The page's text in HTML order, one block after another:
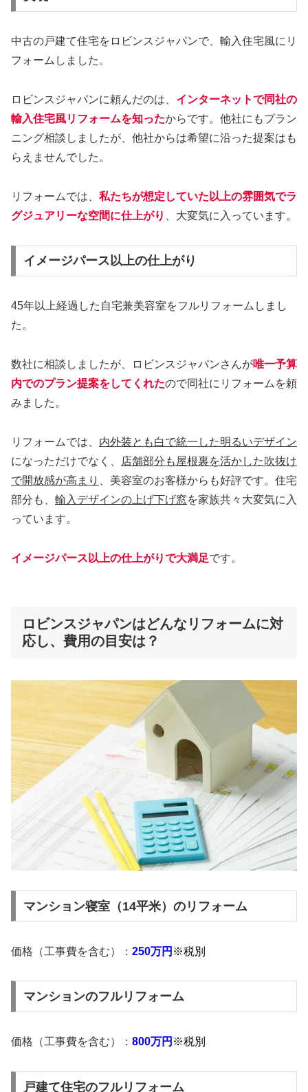
中古の戸建て住宅をロビンスジャパンで、輸入住宅風にリ
フォームしました。
ロビンスジャパンに頼んだのは、 インターネットで同社の
輸入住宅風リフォームを知ったからです。他社にもプラン
ニング相談しましたが、他社からは希望に沿った提案はも
らえませんでした。
リフォームでは、 私たちが想定していた以上の雰囲気でラ
グジュアリーな空間に仕上がり
、大変気に入っています。
イメージパース以上の仕上がり
45年以上経過した自宅兼美容室をフルリフォームしまし
た。
数社に相談しましたが、ロビンスジャパンさんが唯一予算
内でのプラン提案をしてくれたので同社にリフォームを頼
みました。
リフォームでは、 内外装とも白で統一した明るいデザイン
になっただけでなく、
店舗部分も屋根裏を活かした吹抜け
で開放感が高まり
、美容室のお客様からも好評です。住宅
部分も、 輸入デザインの上げ下げ窓を家族共々大変気に入
っています。
イメージパース以上の仕上がりで大満足です。
ロビンスジャパンはどんなリフォームに対
応し、費用の目安は？
マンション寝室（14平米）のリフォーム
価格（工事費を含む）： 250万円 ※税別
マンションのフルリフォーム
価格（工事費を含む）： 800万円 ※税別
戸建て住宅のフルリフォーム